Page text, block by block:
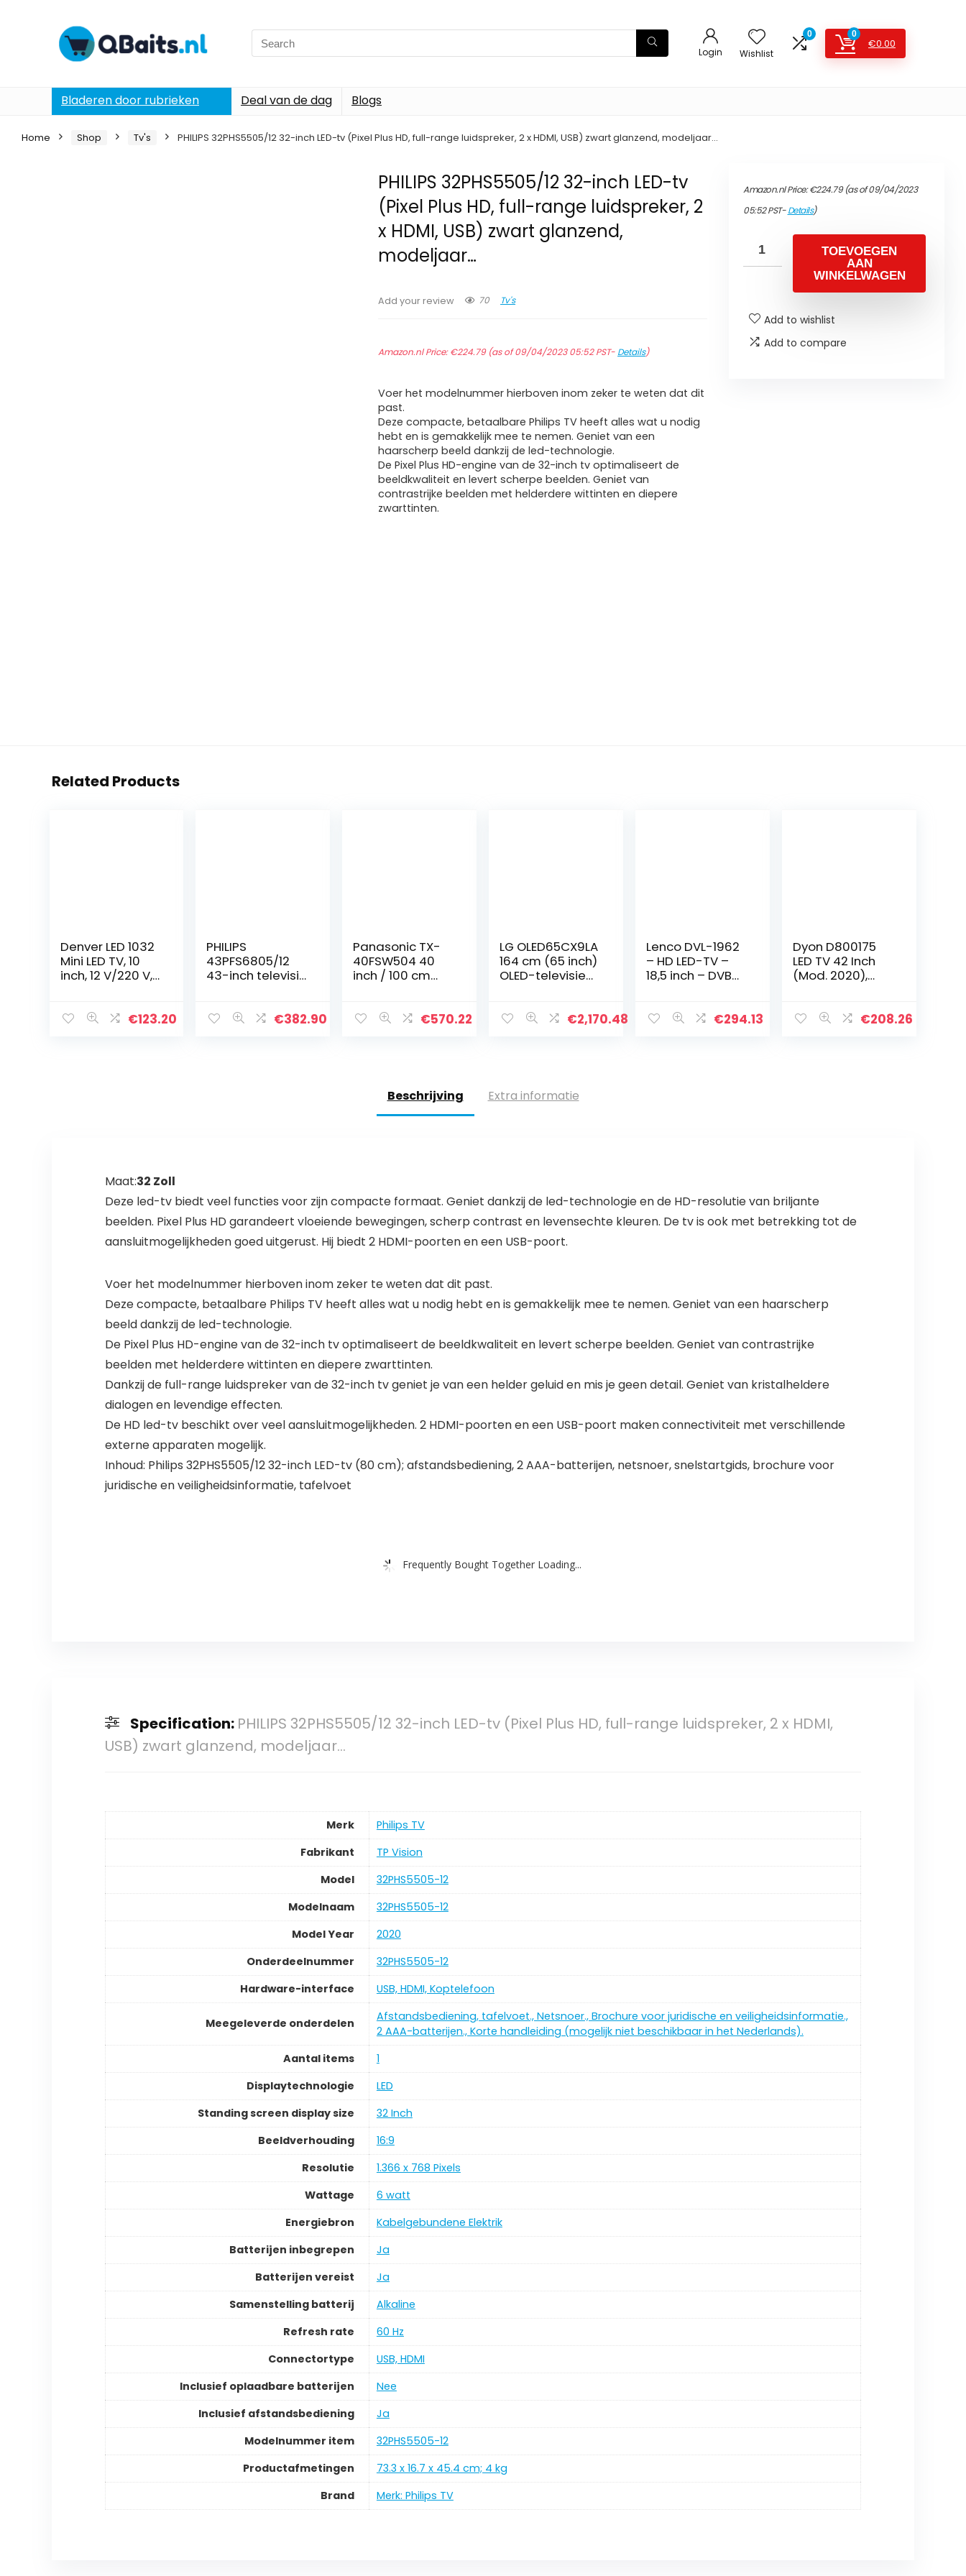
Search
for:
Login Wishlist
0 0
€0.00
Bladeren door rubrieken Deal van de dag Blogs
Home Shop Tv's PHILIPS 32PHS5505/12 32-inch LED-tv (Pixel Plus HD, full-range luidspreker, 2 x HDMI, USB) zwart glanzend, modeljaar…
PHILIPS 32PHS5505/12 32-inch LED-tv
(Pixel Plus HD, full-range luidspreker, 2
x HDMI, USB) zwart glanzend,
modeljaar…
Add your review 70 Tv's
Amazon.nl Price:€224.79(as of 09/04/2023 05:52 PST- Details)
Voer het modelnummer hierboven inom zeker te weten dat dit
past.
Deze compacte, betaalbare Philips TV heeft alles wat u nodig
hebt en is gemakkelijk mee te nemen. Geniet van een
haarscherp beeld dankzij de led-technologie.
De Pixel Plus HD-engine van de 32-inch tv optimaliseert de
beeldkwaliteit en levert scherpe beelden. Geniet van
contrastrijke beelden met helderdere wittinten en diepere
zwarttinten.
Amazon.nl Price:€224.79(as of 09/04/2023
05:52 PST-Details)
TOEVOEGEN
AAN
WINKELWAGEN
Add to wishlist
Add to compare
Related Products
Denver LED 1032
Mini LED TV, 10
inch, 12 V/220 V,
€123.20
PHILIPS
43PFS6805/12
43-inch televisie
10, Saphi Smart
€382.90
Panasonic TX-
40FSW504 40
inch / 100 cm
Quattro Tuner,
€570.22
LG OLED65CX9LA
164 cm (65 inch)
OLED-televisie
T2/T, -C,-S2/S),
€2,170.48
Lenco DVL-1962
– HD LED-TV –
18,5 inch – DVB
Zwart
€294.13
Dyon D800175
LED TV 42 Inch
(Mod. 2020),
€208.26
Beschrijving Extra informatie
Maat:32 Zoll
Deze led-tv biedt veel functies voor zijn compacte formaat. Geniet dankzij de led-technologie en de HD-resolutie van briljante
beelden. Pixel Plus HD garandeert vloeiende bewegingen, scherp contrast en levensechte kleuren. De tv is ook met betrekking tot de
aansluitmogelijkheden goed uitgerust. Hij biedt 2 HDMI-poorten en een USB-poort.
Voer het modelnummer hierboven inom zeker te weten dat dit past.
Deze compacte, betaalbare Philips TV heeft alles wat u nodig hebt en is gemakkelijk mee te nemen. Geniet van een haarscherp
beeld dankzij de led-technologie.
De Pixel Plus HD-engine van de 32-inch tv optimaliseert de beeldkwaliteit en levert scherpe beelden. Geniet van contrastrijke
beelden met helderdere wittinten en diepere zwarttinten.
Dankzij de full-range luidspreker van de 32-inch tv geniet je van een helder geluid en mis je geen detail. Geniet van kristalheldere
dialogen en levendige effecten.
De HD led-tv beschikt over veel aansluitmogelijkheden. 2 HDMI-poorten en een USB-poort maken connectiviteit met verschillende
externe apparaten mogelijk.
Inhoud: Philips 32PHS5505/12 32-inch LED-tv (80 cm); afstandsbediening, 2 AAA-batterijen, netsnoer, snelstartgids, brochure voor
juridische en veiligheidsinformatie, tafelvoet
Frequently Bought Together Loading...
Specification: PHILIPS 32PHS5505/12 32-inch LED-tv (Pixel Plus HD, full-range luidspreker, 2 x HDMI,
USB) zwart glanzend, modeljaar…
Merk
Philips TV
Fabrikant
TP Vision
Model
32PHS5505-12
Modelnaam
32PHS5505-12
Model Year
2020
Onderdeelnummer
32PHS5505-12
Hardware-interface
USB, HDMI, Koptelefoon
Meegeleverde onderdelen
Afstandsbediening, tafelvoet., Netsnoer., Brochure voor juridische en veiligheidsinformatie.,
2 AAA-batterijen., Korte handleiding (mogelijk niet beschikbaar in het Nederlands).
Aantal items
1
Displaytechnologie
LED
Standing screen display size
32 Inch
Beeldverhouding
16:9
Resolutie
1.366 x 768 Pixels
Wattage
6 watt
Energiebron
Kabelgebundene Elektrik
Batterijen inbegrepen
Ja
Batterijen vereist
Ja
Samenstelling batterij
Alkaline
Refresh rate
60 Hz
Connectortype
USB, HDMI
Inclusief oplaadbare batterijen
Nee
Inclusief afstandsbediening
Ja
Modelnummer item
32PHS5505-12
Productafmetingen
73.3 x 16.7 x 45.4 cm; 4 kg
Brand
Merk: Philips TV